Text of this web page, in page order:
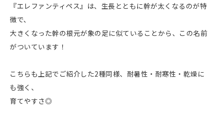
『エレファンティペス』は、生長とともに幹が太くなるのが特
徴で、
大きくなった幹の根元が象の足に似ていることから、この名前
がついています！
こちらも上記でご紹介した2種同様、耐暑性・耐寒性・乾燥に
も強く、
育てやすさ◎